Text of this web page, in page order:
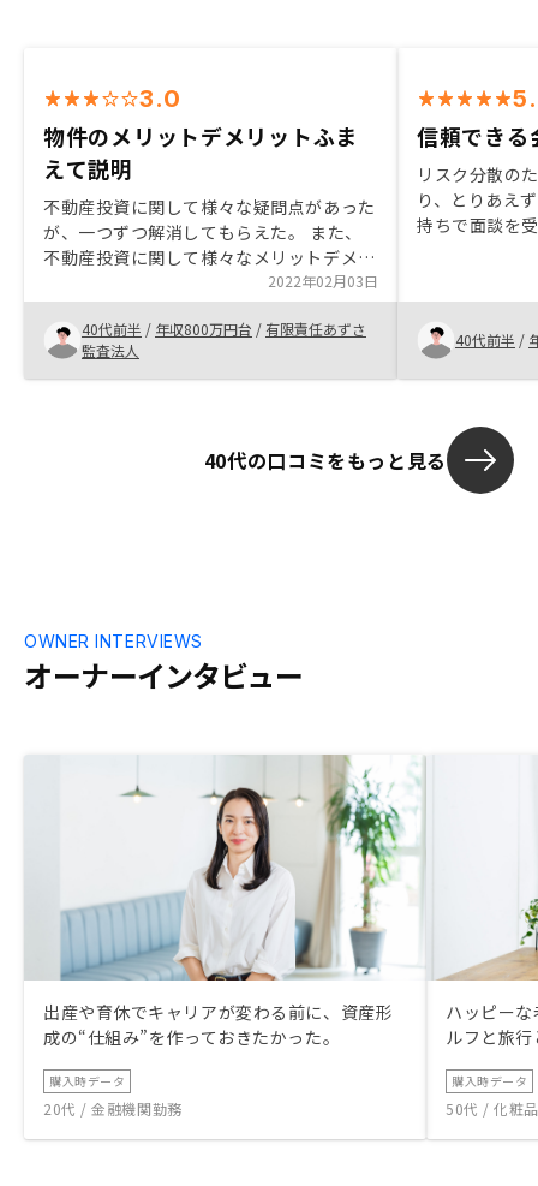
3.0
物件のメリットデメリットふま
えて説明
不動産投資に関して様々な疑問点があった
が、一つずつ解消してもらえた。 また、
不動産投資に関して様々なメリットデメリ
ットがある点も詳しく説明があった。 投
資後にもアプリで適時に物件の情報を確認
できる点や問い合わせにも当日、遅くても
翌日までに連絡が来るので使い勝手が良い
と思います。
2022年02月03日
40代前半 / 年収800万円台 / 有限責任あずさ
監査法人
信頼できる
リスク分散の
り、とりあえ
持ちで面談を
があり、信頼
することに決
40代前半 /
40代の口コミをもっと見る
オーナーインタビュー
OWNER INTERVIEWS
出産や育休でキャリアが変わる前に、資産形
成の“仕組み”を作っておきたかった。
購入時データ
20代 / 金融機関勤務
ハッピー
ルフと旅
購入時データ
50代 / 化粧